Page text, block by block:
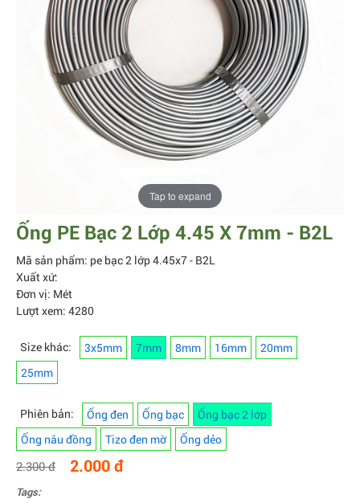
Tap to expand
Ống PE Bạc 2 Lớp 4.45 X 7mm - B2L
Mã sản phẩm: pe bạc 2 lớp 4.45x7 - B2L
Xuất xứ:
Đơn vị: Mét
Lượt xem: 4280
Size khác: 3x5mm 7mm 8mm 16mm
20mm
25mm
Phiên bản: Ống đen Ống bạc
Ống bạc 2 lớp
Ống nâu đồng
Tizo đen mờ Ống dẻo
2.300 đ 2.000 đ
Tags: